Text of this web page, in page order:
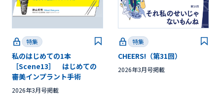
特集
私のはじめての1本
［Scene13］ はじめての
審美インプラント手術
2026年3月号掲載
特集
CHEERS!（第31回）
2026年3月号掲載